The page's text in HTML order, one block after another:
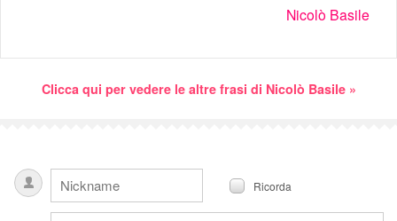
Nicolò Basile
Clicca qui per vedere le altre frasi di Nicolò Basile »
Ricorda